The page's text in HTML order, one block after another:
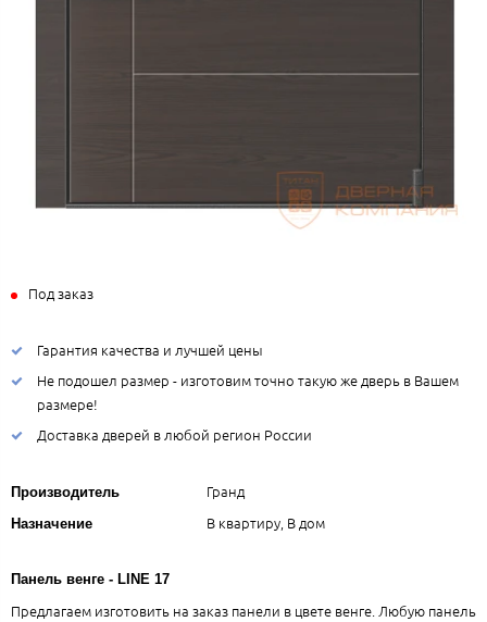
Под заказ
Гарантия качества и лучшей цены
Не подошел размер - изготовим точно такую же дверь в Вашем
размере!
Доставка дверей в любой регион России
Производитель Гранд
Назначение В квартиру, В дом
Панель венге - LINE 17
Предлагаем изготовить на заказ панели в цвете венге. Любую панель